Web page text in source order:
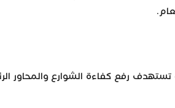
رفع كفاءة الشوارع والمحاور